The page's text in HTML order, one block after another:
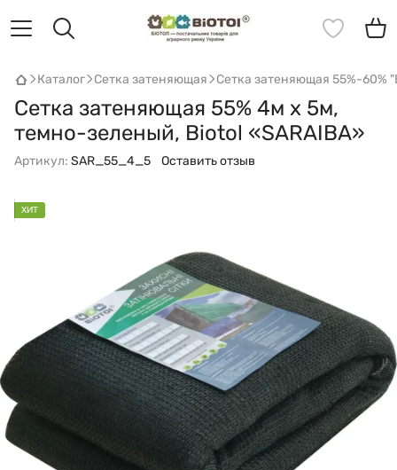
Каталог Сетка затеняющая Сетка затеняющая 55%-60%
Сетка затеняющая 55% 4м х 5м,
темно-зеленый, Biotol «SARAIBA»
Артикул: SAR_55_4_5 Оставить отзыв
ХИТ